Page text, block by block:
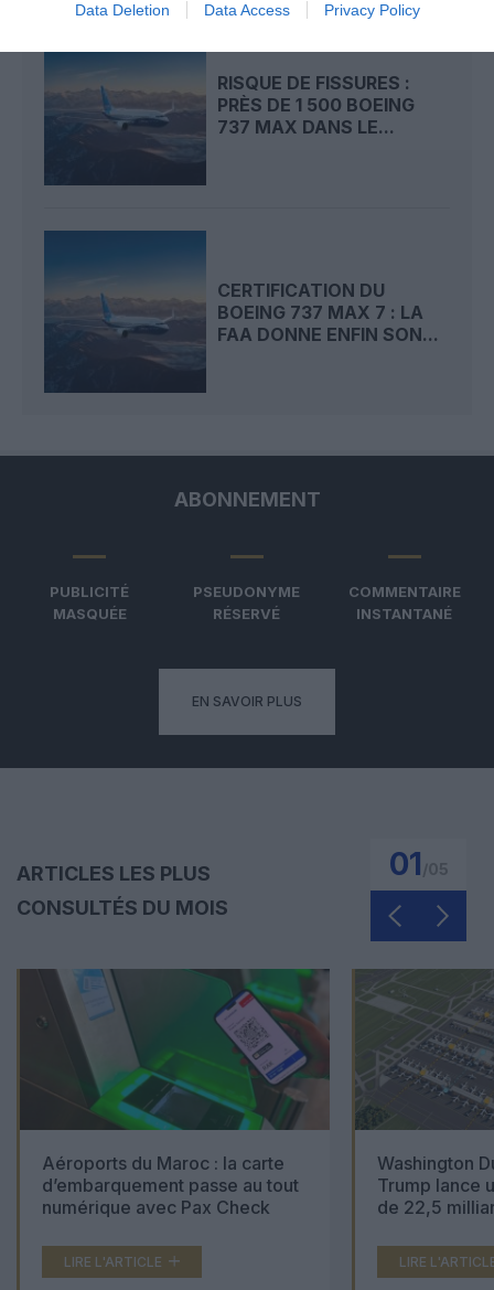
Data Deletion Data Access Privacy Policy
RISQUE DE FISSURES :
PRÈS DE 1 500 BOEING
737 MAX DANS LE...
CERTIFICATION DU
BOEING 737 MAX 7 : LA
FAA DONNE ENFIN SON...
ABONNEMENT
PUBLICITÉ
MASQUÉE
PSEUDONYME
RÉSERVÉ
COMMENTAIRE
INSTANTANÉ
EN SAVOIR PLUS
ARTICLES LES PLUS
CONSULTÉS DU MOIS
01
Aéroports du Maroc : la carte
d’embarquement passe au tout
numérique avec Pax Check
LIRE L'ARTICLE
Washington
Trump lance
de 22,5
LIRE